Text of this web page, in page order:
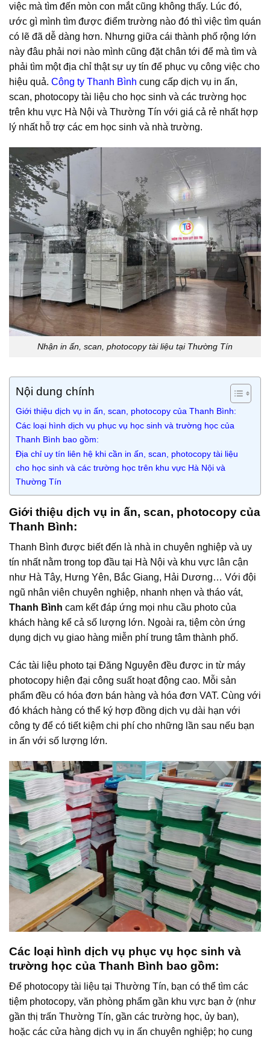
việc mà tìm đến mòn con mắt cũng không thấy. Lúc đó,
ước gì mình tìm được điểm trường nào đó thì việc tìm quán
có lẽ đã dễ dàng hơn. Nhưng giữa cái thành phố rộng lớn
này đâu phải nơi nào mình cũng đặt chân tới để mà tìm và
phải tìm một địa chỉ thật sự uy tín để phục vụ công việc cho
hiệu quả. Công ty Thanh Bình cung cấp dịch vụ in ấn,
scan, photocopy tài liệu cho học sinh và các trường học
trên khu vực Hà Nội và Thường Tín với giá cả rẻ nhất hợp
lý nhất hỗ trợ các em học sinh và nhà trường.
Nhận in ấn, scan, photocopy tài liệu tại Thường Tín
Nội dung chính
Giới thiệu dịch vụ in ấn, scan, photocopy của Thanh Bình:
Các loại hình dịch vụ phục vụ học sinh và trường học của
Thanh Bình bao gồm:
Địa chỉ uy tín liên hệ khi cần in ấn, scan, photocopy tài liệu
cho học sinh và các trường học trên khu vực Hà Nội và
Thường Tín
Giới thiệu dịch vụ in ấn, scan, photocopy của
Thanh Bình:
Thanh Bình được biết đến là nhà in chuyên nghiệp và uy
tín nhất nằm trong top đầu tại Hà Nội và khu vực lân cận
như Hà Tây, Hưng Yên, Bắc Giang, Hải Dương… Với đội
ngũ nhân viên chuyên nghiệp, nhanh nhẹn và tháo vát,
Thanh Bình cam kết đáp ứng mọi nhu cầu photo của
khách hàng kể cả số lượng lớn. Ngoài ra, tiệm còn ứng
dụng dịch vụ giao hàng miễn phí trung tâm thành phố.
Các tài liệu photo tại Đăng Nguyên đều được in từ máy
photocopy hiện đại công suất hoạt động cao. Mỗi sản
phẩm đều có hóa đơn bán hàng và hóa đơn VAT. Cùng với
đó khách hàng có thể ký hợp đồng dịch vụ dài hạn với
công ty để có tiết kiệm chi phí cho những lần sau nếu bạn
in ấn với số lượng lớn.
Các loại hình dịch vụ phục vụ học sinh và
trường học của Thanh Bình bao gồm:
Để photocopy tài liệu tại Thường Tín, bạn có thể tìm các
tiệm photocopy, văn phòng phẩm gần khu vực bạn ở (như
gần thị trấn Thường Tín, gần các trường học, ủy ban),
hoặc các cửa hàng dịch vụ in ấn chuyên nghiệp; họ cung